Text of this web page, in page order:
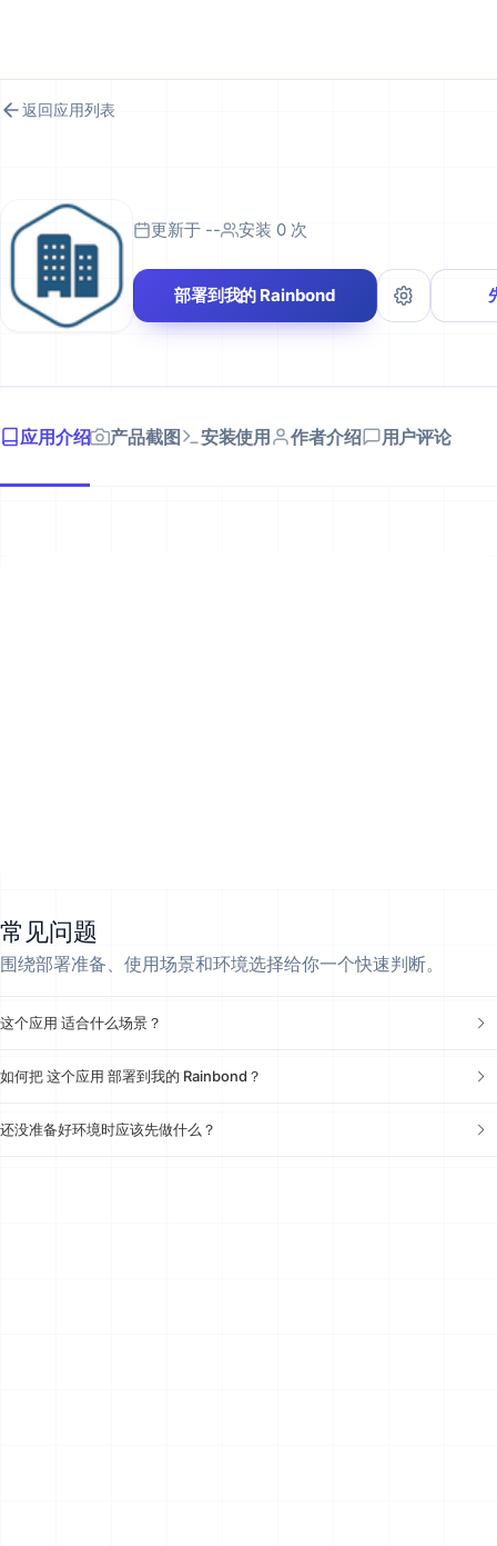
返回应用列表
更新于 -- 安装 0 次
部署到我的 Rainbond
应用介绍 产品截图 安装使用 作者介绍 用户评论
常见问题
围绕部署准备、使用场景和环境选择给你一个快速判断。
这个应用 适合什么场景？
如何把 这个应用 部署到我的 Rainbond？
还没准备好环境时应该先做什么？